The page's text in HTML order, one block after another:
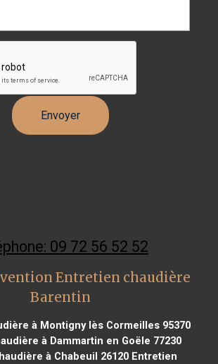
09 72 56 52 52
Entretien chaudière
Barentin
à Montigny lès Cormeilles 95370
à Dammartin en Goële 77230
à Chabeuil 26120Entretien